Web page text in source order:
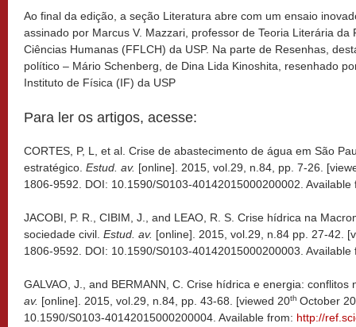
Ao final da edição, a seção Literatura abre com um ensaio
assinado por Marcus V. Mazzari, professor de Teoria Literária
Ciências Humanas (FFLCH) da USP. Na parte de Resenhas,
político – Mário Schenberg, de Dina Lida Kinoshita, resenhado
Instituto de Física (IF) da USP
Para ler os artigos, acesse:
CORTES, P, L, et al. Crise de abastecimento de água em São
estratégico. Estud. av. [online]. 2015, vol.29, n.84, pp. 7-26.
1806-9592. DOI: 10.1590/S0103-40142015000200002.
JACOBI, P. R., CIBIM, J., and LEAO, R. S. Crise hídrica na
sociedade civil. Estud. av. [online]. 2015, vol.29, n.84 pp. 27-42.
1806-9592. DOI: 10.1590/S0103-40142015000200003.
GALVAO, J., and BERMANN, C. Crise hídrica e energia:
av. [online]. 2015, vol.29, n.84, pp. 43-68. [viewed 20th October
10.1590/S0103-40142015000200004. Available from: http://